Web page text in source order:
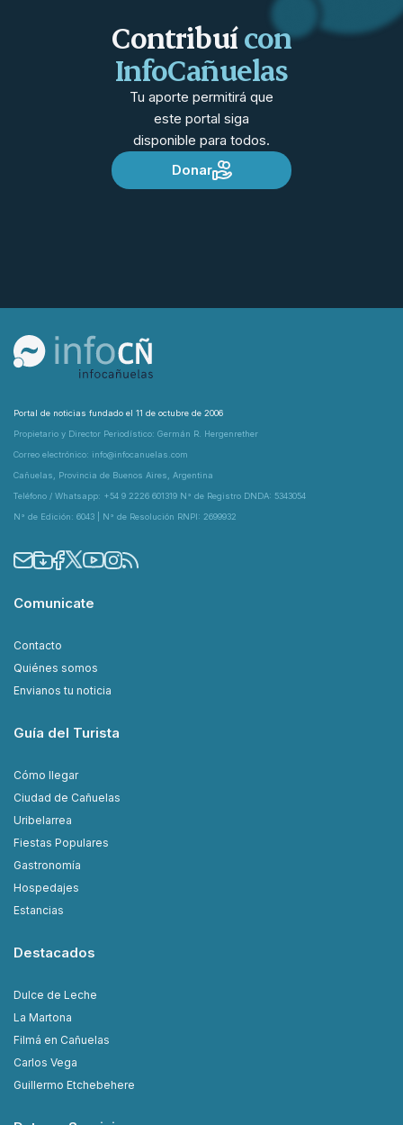
Contribuícon
InfoCañuelas
Tu aporte permitirá que
este portal siga
disponible para todos.
Donar
Portal de noticias fundado el 11 de octubre de 2006
Propietario y Director Periodístico: Germán R. Hergenrether
Correo electrónico: info@infocanuelas.com
Cañuelas, Provincia de Buenos Aires, Argentina
Teléfono / Whatsapp: +54 9 2226 601319 N° de Registro DNDA: 5343054
N° de Edición: 6043 | N° de Resolución RNPI: 2699932
Comunicate
Contacto
Quiénes somos
Envianos tu noticia
Guía del Turista
Cómo llegar
Ciudad de Cañuelas
Uribelarrea
Fiestas Populares
Gastronomía
Hospedajes
Estancias
Destacados
Dulce de Leche
La Martona
Filmá en Cañuelas
Carlos Vega
Guillermo Etchebehere